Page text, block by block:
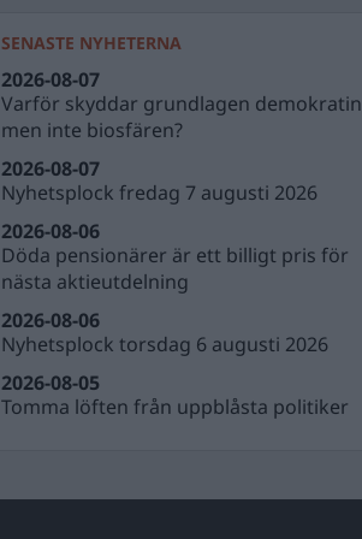
SENASTE NYHETERNA
Varför skyddar grundlagen demokratin
men inte biosfären?
2026-08-07
Nyhetsplock fredag 7 augusti 2026
2026-08-07
Döda pensionärer är ett billigt pris för
nästa aktieutdelning
2026-08-06
Nyhetsplock torsdag 6 augusti 2026
2026-08-06
Tomma löften från uppblåsta politiker
2026-08-05